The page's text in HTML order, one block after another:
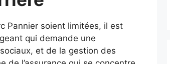
Pannier soient limitées, il est
qui demande une
et de la gestion des